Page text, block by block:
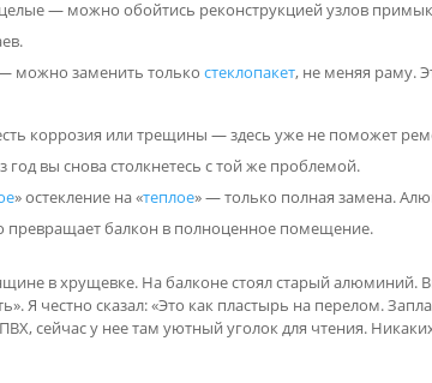
— можно обойтись реконструкцией узлов
— можно заменить толькостеклопакет, не меняя раму.
коррозия или трещины — здесь уже не поможет
год вы снова столкнетесь с той же проблемой.
» остекление на «теплое» — только полная замена.
превращает балкон в полноценное помещение.
в хрущевке. На балконе стоял старый алюминий.
Я честно сказал: «Это как пластырь на перелом.
сейчас у нее там уютный уголок для чтения.